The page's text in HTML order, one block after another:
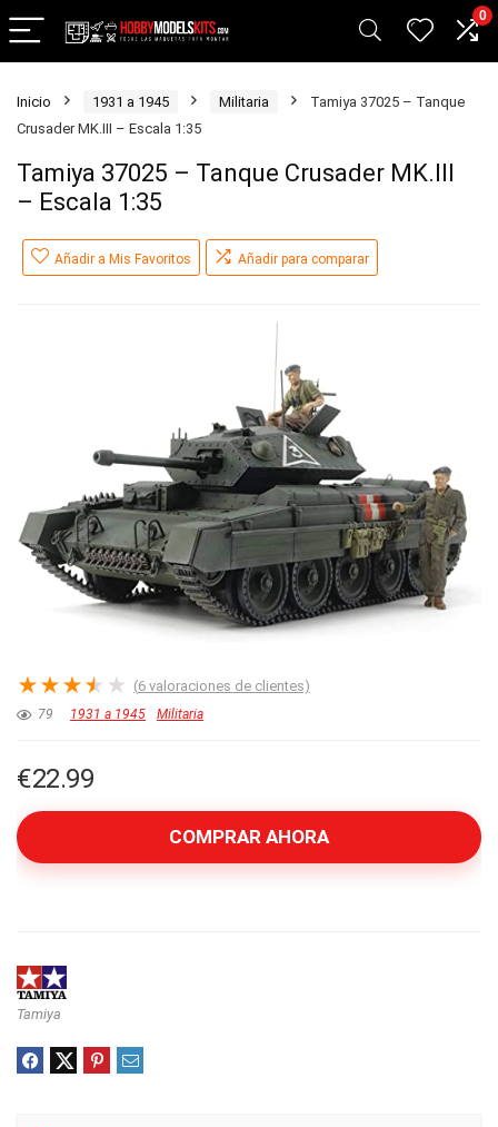
0
Inicio 1931 a 1945 Militaria
Tamiya 37025 – Tanque
Crusader MK.III – Escala 1:35
Tamiya 37025 – Tanque Crusader MK.III
– Escala 1:35
Añadir a Mis Favoritos Añadir para comparar
★★★★ ★ (6 valoraciones de clientes)
79 1931 a 1945 Militaria
€22.99
COMPRAR AHORA
Tamiya